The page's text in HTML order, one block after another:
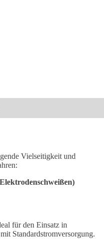
Vielseitigkeit und
für den Einsatz in
Standardstromversorgung.